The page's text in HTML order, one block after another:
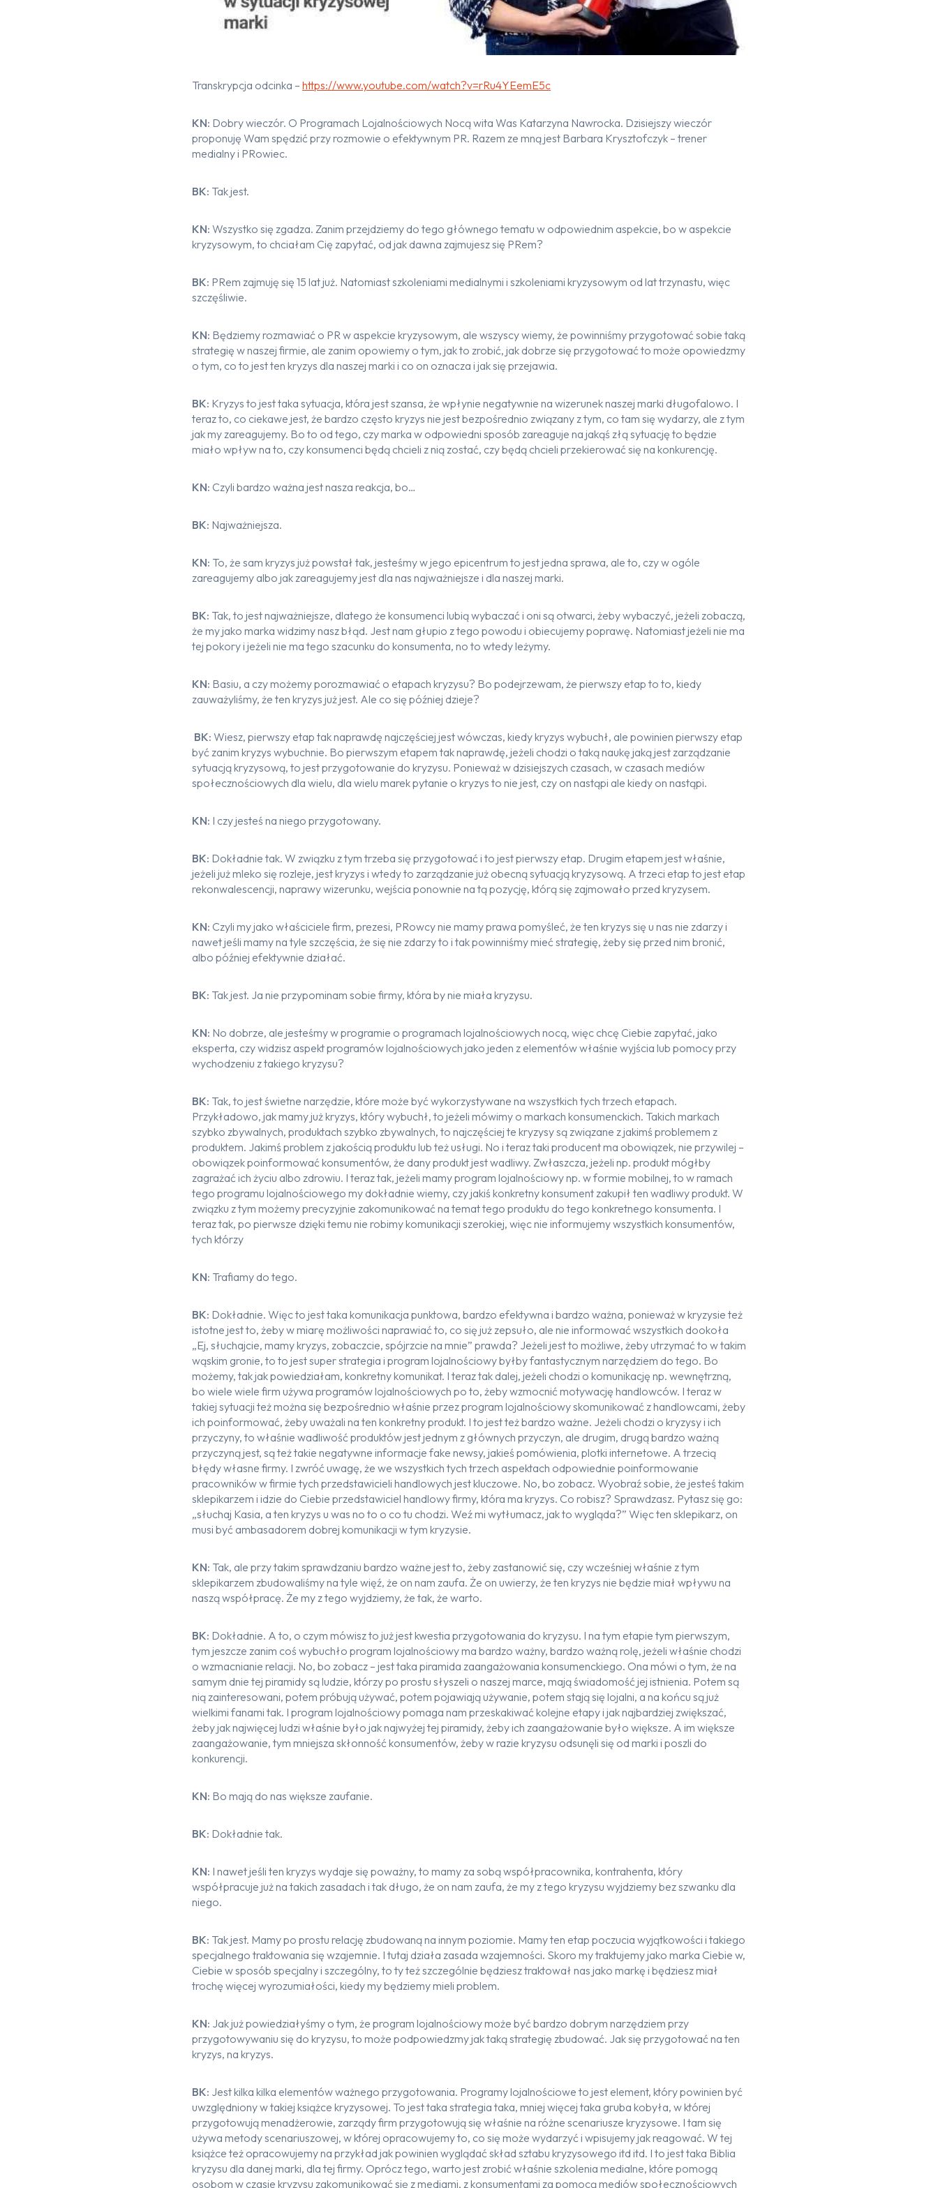
Transkrypcja odcinka – https://www.youtube.com/watch?v=rRu4YEemE5c
KN: Dobry wieczór. O Programach Lojalnościowych Nocą wita Was Katarzyna Nawrocka. Dzisiejszy wieczór
proponuję Wam spędzić przy rozmowie o efektywnym PR. Razem ze mną jest Barbara Krysztofczyk – trener
medialny i PRowiec.
BK: Tak jest.
KN: Wszystko się zgadza. Zanim przejdziemy do tego głównego tematu w odpowiednim aspekcie, bo w aspekcie
kryzysowym, to chciałam Cię zapytać, od jak dawna zajmujesz się PRem?
BK: PRem zajmuję się 15 lat już. Natomiast szkoleniami medialnymi i szkoleniami kryzysowym od lat trzynastu, więc
szczęśliwie.
KN: Będziemy rozmawiać o PR w aspekcie kryzysowym, ale wszyscy wiemy, że powinniśmy przygotować sobie taką
strategię w naszej firmie, ale zanim opowiemy o tym, jak to zrobić, jak dobrze się przygotować to może opowiedzmy
o tym, co to jest ten kryzys dla naszej marki i co on oznacza i jak się przejawia.
BK: Kryzys to jest taka sytuacja, która jest szansa, że wpłynie negatywnie na wizerunek naszej marki długofalowo. I
teraz to, co ciekawe jest, że bardzo często kryzys nie jest bezpośrednio związany z tym, co tam się wydarzy, ale z tym
jak my zareagujemy. Bo to od tego, czy marka w odpowiedni sposób zareaguje na jakąś złą sytuację to będzie
miało wpływ na to, czy konsumenci będą chcieli z nią zostać, czy będą chcieli przekierować się na konkurencję.
KN: Czyli bardzo ważna jest nasza reakcja, bo…
BK: Najważniejsza.
KN: To, że sam kryzys już powstał tak, jesteśmy w jego epicentrum to jest jedna sprawa, ale to, czy w ogóle
zareagujemy albo jak zareagujemy jest dla nas najważniejsze i dla naszej marki.
BK: Tak, to jest najważniejsze, dlatego że konsumenci lubią wybaczać i oni są otwarci, żeby wybaczyć, jeżeli zobaczą,
że my jako marka widzimy nasz błąd. Jest nam głupio z tego powodu i obiecujemy poprawę. Natomiast jeżeli nie ma
tej pokory i jeżeli nie ma tego szacunku do konsumenta, no to wtedy leżymy.
KN: Basiu, a czy możemy porozmawiać o etapach kryzysu? Bo podejrzewam, że pierwszy etap to to, kiedy
zauważyliśmy, że ten kryzys już jest. Ale co się później dzieje?
BK: Wiesz, pierwszy etap tak naprawdę najczęściej jest wówczas, kiedy kryzys wybuchł, ale powinien pierwszy etap
być zanim kryzys wybuchnie. Bo pierwszym etapem tak naprawdę, jeżeli chodzi o taką naukę jaką jest zarządzanie
sytuacją kryzysową, to jest przygotowanie do kryzysu. Ponieważ w dzisiejszych czasach, w czasach mediów
społecznościowych dla wielu, dla wielu marek pytanie o kryzys to nie jest, czy on nastąpi ale kiedy on nastąpi.
KN: I czy jesteś na niego przygotowany.
BK: Dokładnie tak. W związku z tym trzeba się przygotować i to jest pierwszy etap. Drugim etapem jest właśnie,
jeżeli już mleko się rozleje, jest kryzys i wtedy to zarządzanie już obecną sytuacją kryzysową. A trzeci etap to jest etap
rekonwalescencji, naprawy wizerunku, wejścia ponownie na tą pozycję, którą się zajmowało przed kryzysem.
KN: Czyli my jako właściciele firm, prezesi, PRowcy nie mamy prawa pomyśleć, że ten kryzys się u nas nie zdarzy i
nawet jeśli mamy na tyle szczęścia, że się nie zdarzy to i tak powinniśmy mieć strategię, żeby się przed nim bronić,
albo później efektywnie działać.
BK: Tak jest. Ja nie przypominam sobie firmy, która by nie miała kryzysu.
KN: No dobrze, ale jesteśmy w programie o programach lojalnościowych nocą, więc chcę Ciebie zapytać, jako
eksperta, czy widzisz aspekt programów lojalnościowych jako jeden z elementów właśnie wyjścia lub pomocy przy
wychodzeniu z takiego kryzysu?
BK: Tak, to jest świetne narzędzie, które może być wykorzystywane na wszystkich tych trzech etapach.
Przykładowo, jak mamy już kryzys, który wybuchł, to jeżeli mówimy o markach konsumenckich. Takich markach
szybko zbywalnych, produktach szybko zbywalnych, to najczęściej te kryzysy są związane z jakimś problemem z
produktem. Jakimś problem z jakością produktu lub też usługi. No i teraz taki producent ma obowiązek, nie przywilej –
obowiązek poinformować konsumentów, że dany produkt jest wadliwy. Zwłaszcza, jeżeli np. produkt mógłby
zagrażać ich życiu albo zdrowiu. I teraz tak, jeżeli mamy program lojalnościowy np. w formie mobilnej, to w ramach
tego programu lojalnościowego my dokładnie wiemy, czy jakiś konkretny konsument zakupił ten wadliwy produkt. W
związku z tym możemy precyzyjnie zakomunikować na temat tego produktu do tego konkretnego konsumenta. I
teraz tak, po pierwsze dzięki temu nie robimy komunikacji szerokiej, więc nie informujemy wszystkich konsumentów,
tych którzy
KN: Trafiamy do tego.
BK: Dokładnie. Więc to jest taka komunikacja punktowa, bardzo efektywna i bardzo ważna, ponieważ w kryzysie też
istotne jest to, żeby w miarę możliwości naprawiać to, co się już zepsuło, ale nie informować wszystkich dookoła
„Ej, słuchajcie, mamy kryzys, zobaczcie, spójrzcie na mnie” prawda? Jeżeli jest to możliwe, żeby utrzymać to w takim
wąskim gronie, to to jest super strategia i program lojalnościowy byłby fantastycznym narzędziem do tego. Bo
możemy, tak jak powiedziałam, konkretny komunikat. I teraz tak dalej, jeżeli chodzi o komunikację np. wewnętrzną,
bo wiele wiele firm używa programów lojalnościowych po to, żeby wzmocnić motywację handlowców. I teraz w
takiej sytuacji też można się bezpośrednio właśnie przez program lojalnościowy skomunikować z handlowcami, żeby
ich poinformować, żeby uważali na ten konkretny produkt. I to jest też bardzo ważne. Jeżeli chodzi o kryzysy i ich
przyczyny, to właśnie wadliwość produktów jest jednym z głównych przyczyn, ale drugim, drugą bardzo ważną
przyczyną jest, są też takie negatywne informacje fake newsy, jakieś pomówienia, plotki internetowe. A trzecią
błędy własne firmy. I zwróć uwagę, że we wszystkich tych trzech aspektach odpowiednie poinformowanie
pracowników w firmie tych przedstawicieli handlowych jest kluczowe. No, bo zobacz. Wyobraź sobie, że jesteś takim
sklepikarzem i idzie do Ciebie przedstawiciel handlowy firmy, która ma kryzys. Co robisz? Sprawdzasz. Pytasz się go:
„słuchaj Kasia, a ten kryzys u was no to o co tu chodzi. Weź mi wytłumacz, jak to wygląda?” Więc ten sklepikarz, on
musi być ambasadorem dobrej komunikacji w tym kryzysie.
KN: Tak, ale przy takim sprawdzaniu bardzo ważne jest to, żeby zastanowić się, czy wcześniej właśnie z tym
sklepikarzem zbudowaliśmy na tyle więź, że on nam zaufa. Że on uwierzy, że ten kryzys nie będzie miał wpływu na
naszą współpracę. Że my z tego wyjdziemy, że tak, że warto.
BK: Dokładnie. A to, o czym mówisz to już jest kwestia przygotowania do kryzysu. I na tym etapie tym pierwszym,
tym jeszcze zanim coś wybuchło program lojalnościowy ma bardzo ważny, bardzo ważną rolę, jeżeli właśnie chodzi
o wzmacnianie relacji. No, bo zobacz – jest taka piramida zaangażowania konsumenckiego. Ona mówi o tym, że na
samym dnie tej piramidy są ludzie, którzy po prostu słyszeli o naszej marce, mają świadomość jej istnienia. Potem są
nią zainteresowani, potem próbują używać, potem pojawiają używanie, potem stają się lojalni, a na końcu są już
wielkimi fanami tak. I program lojalnościowy pomaga nam przeskakiwać kolejne etapy i jak najbardziej zwiększać,
żeby jak najwięcej ludzi właśnie było jak najwyżej tej piramidy, żeby ich zaangażowanie było większe. A im większe
zaangażowanie, tym mniejsza skłonność konsumentów, żeby w razie kryzysu odsunęli się od marki i poszli do
konkurencji.
KN: Bo mają do nas większe zaufanie.
BK: Dokładnie tak.
KN: I nawet jeśli ten kryzys wydaje się poważny, to mamy za sobą współpracownika, kontrahenta, który
współpracuje już na takich zasadach i tak długo, że on nam zaufa, że my z tego kryzysu wyjdziemy bez szwanku dla
niego.
BK: Tak jest. Mamy po prostu relację zbudowaną na innym poziomie. Mamy ten etap poczucia wyjątkowości i takiego
specjalnego traktowania się wzajemnie. I tutaj działa zasada wzajemności. Skoro my traktujemy jako marka Ciebie w,
Ciebie w sposób specjalny i szczególny, to ty też szczególnie będziesz traktował nas jako markę i będziesz miał
trochę więcej wyrozumiałości, kiedy my będziemy mieli problem.
KN: Jak już powiedziałyśmy o tym, że program lojalnościowy może być bardzo dobrym narzędziem przy
przygotowywaniu się do kryzysu, to może podpowiedzmy jak taką strategię zbudować. Jak się przygotować na ten
kryzys, na kryzys.
BK: Jest kilka kilka elementów ważnego przygotowania. Programy lojalnościowe to jest element, który powinien być
uwzględniony w takiej książce kryzysowej. To jest taka strategia taka, mniej więcej taka gruba kobyła, w której
przygotowują menadżerowie, zarządy firm przygotowują się właśnie na różne scenariusze kryzysowe. I tam się
używa metody scenariuszowej, w której opracowujemy to, co się może wydarzyć i wpisujemy jak reagować. W tej
książce też opracowujemy na przykład jak powinien wyglądać skład sztabu kryzysowego itd itd. I to jest taka Biblia
kryzysu dla danej marki, dla tej firmy. Oprócz tego, warto jest zrobić właśnie szkolenia medialne, które pomogą
osobom w czasie kryzysu zakomunikować się z mediami, z konsumentami za pomocą mediów społecznościowych